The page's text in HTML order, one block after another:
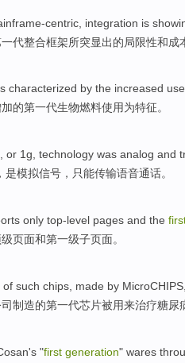
centric integration is
代整合框架所突显出的局限性和成
characterized by the increased use
的第一代生物燃料使用为特征。
or 1g technology was analog and
， 是模拟信号 ， 只能传输语音通话。
only top-level pages and the
页面和第一级子页面。
of such chips made by MicroCHIPS
制造的第一代芯片被用来治疗糖尿
's "first generation" wares